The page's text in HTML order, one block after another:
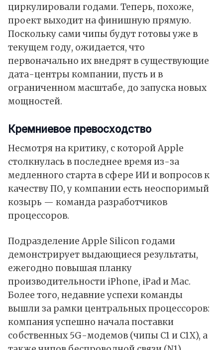
циркулировали годами. Теперь, похоже,
проект выходит на финишную прямую.
Поскольку сами чипы будут готовы уже в
текущем году, ожидается, что
первоначально их внедрят в существующие
дата-центры компании, пусть и в
ограниченном масштабе, до запуска новых
мощностей.
Кремниевое превосходство
Несмотря на критику, с которой Apple
столкнулась в последнее время из-за
медленного старта в сфере ИИ и вопросов к
качеству ПО, у компании есть неоспоримый
козырь — команда разработчиков
процессоров.
Подразделение Apple Silicon годами
демонстрирует выдающиеся результаты,
ежегодно повышая планку
производительности iPhone, iPad и Mac.
Более того, недавние успехи команды
вышли за рамки центральных процессоров:
компания успешно начала поставки
собственных 5G-модемов (чипы C1 и C1X), а